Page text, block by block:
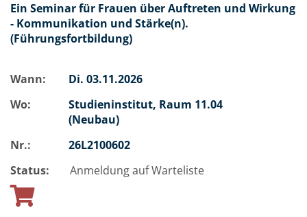
Ein Seminar für Frauen über Auftreten und Wirkung
- Kommunikation und Stärke(n).
(Führungsfortbildung)
Wann: Di. 03.11.2026
Wo:
Studieninstitut, Raum 11.04
(Neubau)
Nr.:
26L2100602
Status:
Anmeldung auf Warteliste